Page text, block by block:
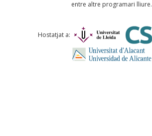
Comentari *
entre altre programari lliure.
Hostatjat a: